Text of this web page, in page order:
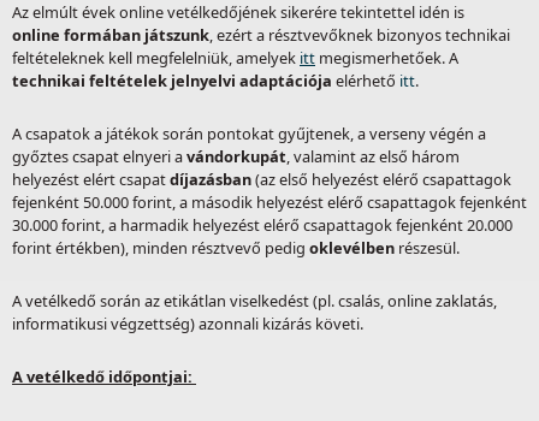
Az elmúlt évek online vetélkedőjének sikerére tekintettel idén is
online formában játszunk, ezért a résztvevőknek bizonyos technikai
feltételeknek kell megfelelniük, amelyek itt megismerhetőek. A
technikai feltételek jelnyelvi adaptációja elérhető itt.
A csapatok a játékok során pontokat gyűjtenek, a verseny végén a
győztes csapat elnyeri avándorkupát, valamint az első három
helyezést elért csapatdíjazásban(az első helyezést elérő csapattagok
fejenként 50.000 forint, a második helyezést elérő csapattagok fejenként
30.000 forint, a harmadik helyezést elérő csapattagok fejenként 20.000
forint értékben), minden résztvevő pedig oklevélben részesül.
A vetélkedő során az etikátlan viselkedést (pl. csalás, online zaklatás,
informatikusi végzettség) azonnali kizárás követi.
A vetélkedő időpontjai: